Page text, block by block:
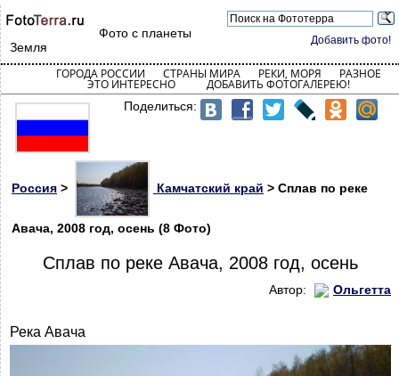
Добавить фото!
Фото с планеты
Земля
ГОРОДА РОССИИ СТРАНЫ МИРА РЕКИ, МОРЯ РАЗНОЕ
ЭТО ИНТЕРЕСНО ДОБАВИТЬ ФОТОГАЛЕРЕЮ!
Поделиться:
Россия > Камчатский край > Сплав по реке
Авача, 2008 год, осень (8 Фото)
Сплав по реке Авача, 2008 год, осень
Автор: Ольгетта
Река Авача